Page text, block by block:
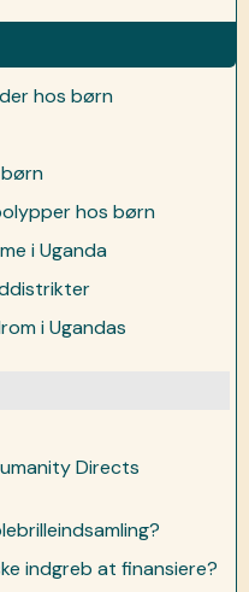
hos børn
hos børn
i Uganda
i Ugandas
Directs
indgreb at finansiere?